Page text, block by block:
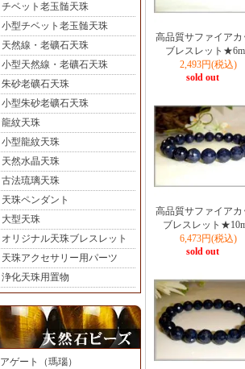
チベット老玉髄天珠
小型チベット老玉髄天珠
天然線・老礦石天珠
小型天然線・老礦石天珠
朱砂老礦石天珠
小型朱砂老礦石天珠
龍紋天珠
小型龍紋天珠
天然水晶天珠
古法琉璃天珠
天珠ペンダント
大型天珠
オリジナル天珠ブレスレット
天珠アクセサリー用パーツ
浄化天珠用置物
アゲート（瑪瑙）
高品質サファイアカ
ブレスレット
2,493円(税込)
sold out
高品質サファイアカ
ブレスレット
6,473円(税込)
sold out